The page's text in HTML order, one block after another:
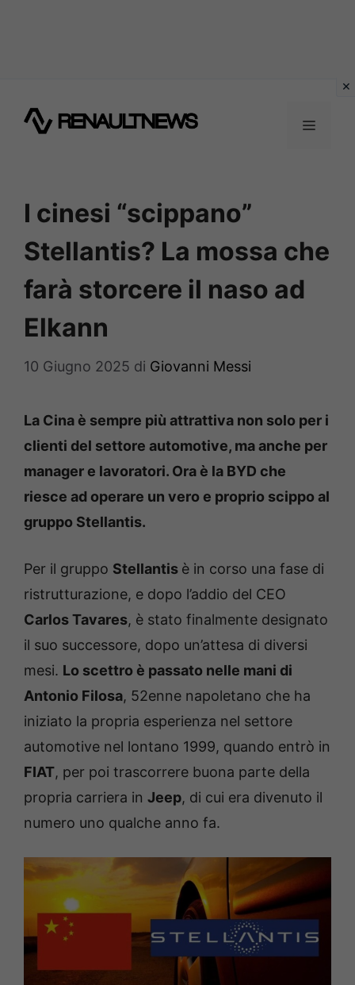
MENU
I cinesi “scippano”
Stellantis? La mossa che
farà storcere il naso ad
Elkann
10 Giugno 2025 di Giovanni Messi
La Cina è sempre più attrattiva non solo per i
clienti del settore automotive, ma anche per
manager e lavoratori. Ora è la BYD che
riesce ad operare un vero e proprio scippo al
gruppo Stellantis.
Per il gruppo Stellantis è in corso una fase di
ristrutturazione, e dopo l’addio del CEO
Carlos Tavares, è stato finalmente designato
il suo successore, dopo un’attesa di diversi
mesi. Lo scettro è passato nelle mani di
Antonio Filosa, 52enne napoletano che ha
iniziato la propria esperienza nel settore
automotive nel lontano 1999, quando entrò in
FIAT, per poi trascorrere buona parte della
propria carriera in Jeep, di cui era divenuto il
numero uno qualche anno fa.